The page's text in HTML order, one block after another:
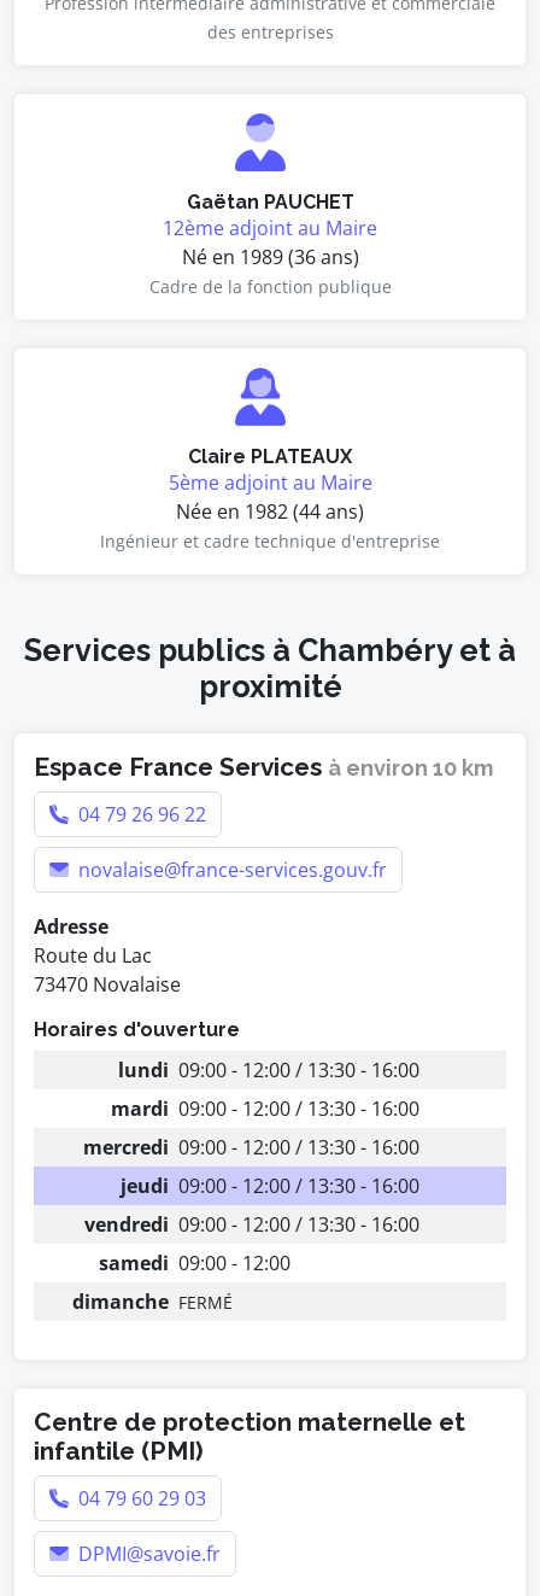
des entreprises
Gaëtan PAUCHET
12ème adjoint au Maire
Né en 1989 (36 ans)
Cadre de la fonction publique
Claire PLATEAUX
5ème adjoint au Maire
Née en 1982 (44 ans)
Ingénieur et cadre technique d'entreprise
Services publics à Chambéry et à
proximité
Espace France Services à environ 10 km
04 79 26 96 22
novalaise@france-services.gouv.fr
Adresse
Route du Lac
73470 Novalaise
Horaires d'ouverture
lundi 09:00 - 12:00 / 13:30 - 16:00
mardi 09:00 - 12:00 / 13:30 - 16:00
mercredi 09:00 - 12:00 / 13:30 - 16:00
jeudi 09:00 - 12:00 / 13:30 - 16:00
vendredi 09:00 - 12:00 / 13:30 - 16:00
samedi 09:00 - 12:00
dimanche FERMÉ
Centre de protection maternelle et
infantile (PMI)
04 79 60 29 03
DPMI@savoie.fr